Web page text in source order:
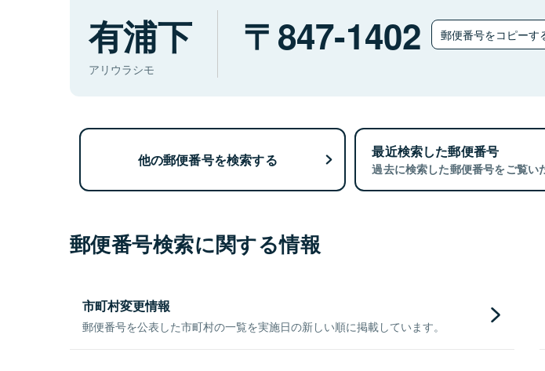
有浦下
アリウラシモ
847-1402 郵便番号をコピーす
他の郵便番号を検索する 最近検索した郵便番号
過去に検索した郵便番号をご覧い
郵便番号検索に関する情報
市町村変更情報
郵便番号を公表した市町村の一覧を実施日の新しい順に掲載しています。